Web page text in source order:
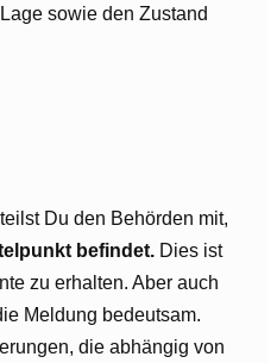
sowie den Zustand
teilst Du den Behörden mit,
befindet. Dies ist
zu erhalten. Aber auch
Meldung bedeutsam.
die abhängig von